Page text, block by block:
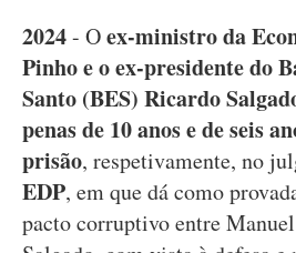
2024- Oex-ministro da
Pinho e o ex-presidente do
Santo (BES) Ricardo
penas de 10 anos e de seis
prisão, respetivamente, no
EDP, em que dá como
pacto corruptivo entre